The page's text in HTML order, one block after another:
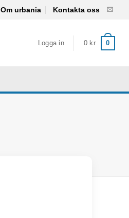
Om urbania Kontakta oss
Logga in 0 kr 0